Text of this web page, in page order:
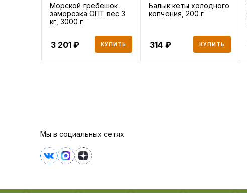
Морской гребешок
заморозка ОПТ вес 3
кг, 3000 г
3 201 КУПИТЬ
Балык кеты холодного
копчения, 200 г
314 КУПИТЬ
Мы в социальных сетях